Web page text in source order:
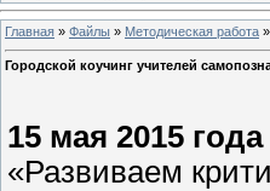
Главная » Файлы » Методическая работа »
Городской коучинг учителей
15 мая 2015
«Развиваем